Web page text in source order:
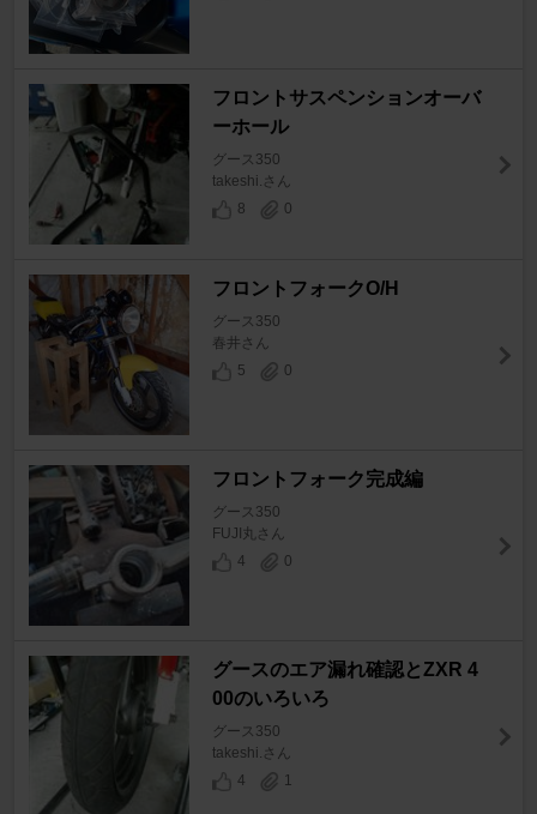
フロントサスペンションオーバ
ーホール
グース350
takeshi.さん
8
0
フロントフォークO/H
グース350
春井さん
5
0
フロントフォーク完成編
グース350
FUJI丸さん
4
0
グースのエア漏れ確認とZXR 4
00のいろいろ
グース350
takeshi.さん
4
1